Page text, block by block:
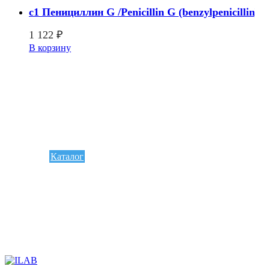
c1 Пенициллин G /Penicillin G
1 122 ₽
В корзину
Каталог